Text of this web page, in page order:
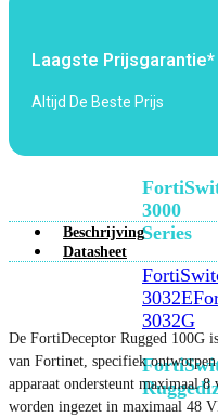
2048F
3000
Series
3032E
3032G
Laagste Prijsgarantie*
Altijd De Beste Prijs
Beschrijving
Datasheet
De FortiDeceptor Rugged 100G
van Fortinet, specifiek
apparaat ondersteunt maximaal
worden ingezet in maximaal 48